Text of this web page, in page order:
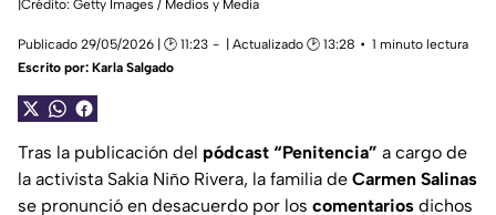
|Crédito: Getty Images / Medios y Media
Publicado 29/05/2026 | 🕑 11:23 | Actualizado 🕑 13:28
1 minuto lectura
Escrito por: Karla Salgado
Tras la publicación del pódcast “Penitencia” a cargo de
la activista Sakia Niño Rivera, la familia de Carmen Salinas
se pronunció en desacuerdo por los comentarios dichos